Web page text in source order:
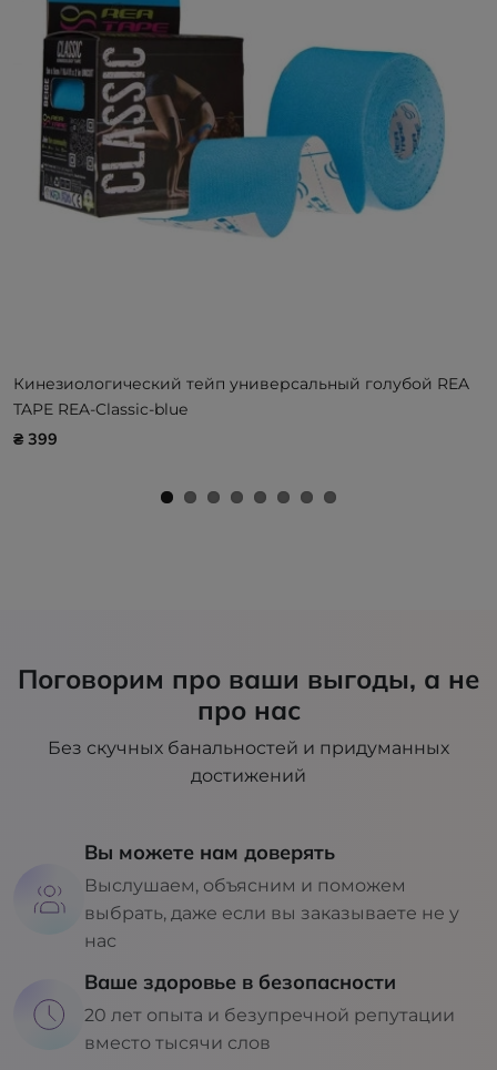
Кинезиологический тейп универсальный голубой REA
TAPE REA-Classic-blue
₴ 399
Поговорим про ваши выгоды, а не
про нас
Без скучных банальностей и придуманных
достижений
Вы можете нам доверять
Выслушаем, объясним и поможем
выбрать, даже если вы заказываете не у
нас
Ваше здоровье в безопасности
20 лет опыта и безупречной репутации
вместо тысячи слов